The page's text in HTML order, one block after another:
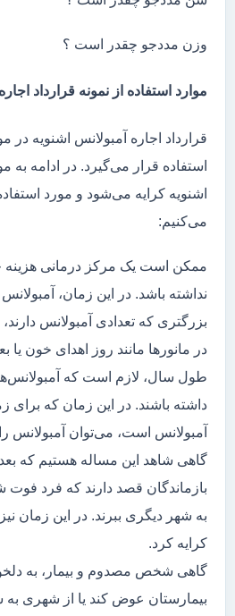
وزن مددجو چقدر است ؟
موارد استفاده از نمونه قرارداد
قرارداد اجاره آمبولانس اشنویه در
استفاده قرار می‌گیرد. در ادامه به
اشنویه کرایه می‌شود و مورد
می‌کنیم:
ممکن است یک مرکز درمانی هزینه
نداشته باشد. در این زمان،
بزرگتری که تعدادی آمبولانس
در مانور‌ها مانند روز اهدای خون
طول سال، لازم است که
داشته باشند. در این زمان که برای
آمبولانس است، می‌توان آمبولانس
گاهی شاهد این مساله هستیم که
بازماندگان قصد دارند که فرد فوت
به شهر دیگری ببرند. در این زمان
کرایه کرد.
گاهی شخص مصدوم و بیمار، به
بیمارستان عوض کند یا از شهری